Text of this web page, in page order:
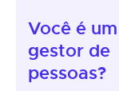
Você é um
gestor de
pessoas?